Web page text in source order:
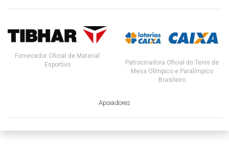
Fornecedor Oficial de Material
Esportivo
Patrocinadora Oficial do Tenis de
Mesa Olímpico e Paralímpico
Brasileiro
Apoiadores